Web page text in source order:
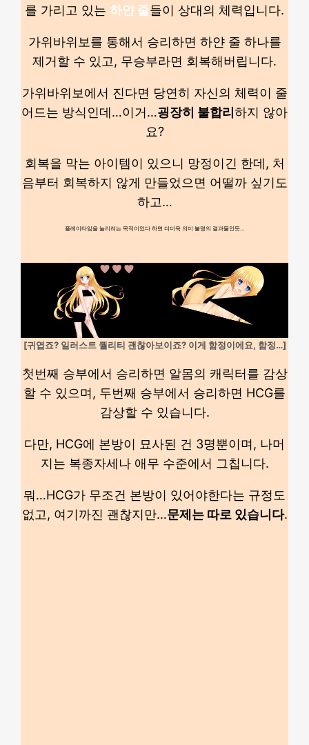
를 가리고 있는 하얀 줄들이 상대의 체력입니다.
가위바위보를 통해서 승리하면 하얀 줄 하나를
제거할 수 있고, 무승부라면 회복해버립니다.
가위바위보에서 진다면 당연히 자신의 체력이 줄
어드는 방식인데…이거…굉장히 불합리 하지 않아
요?
회복을 막는 아이템이 있으니 망정이긴 한데, 처
음부터 회복하지 않게 만들었으면 어떨까 싶기도
하고…
플레이타임을 늘리려는 목적이었다 하면 더더욱 의미 불명의 결과물인듯…
[귀엽죠? 일러스트 퀄리티 괜찮아보이죠? 이게 함정이에요, 함정…]
첫번째 승부에서 승리하면 알몸의 캐릭터를 감상
할 수 있으며, 두번째 승부에서 승리하면 HCG를
감상할 수 있습니다.
다만, HCG에 본방이 묘사된 건 3명뿐이며, 나머
지는 복종자세나 애무 수준에서 그칩니다.
뭐…HCG가 무조건 본방이 있어야한다는 규정도
없고, 여기까진 괜찮지만…문제는 따로 있습니다.